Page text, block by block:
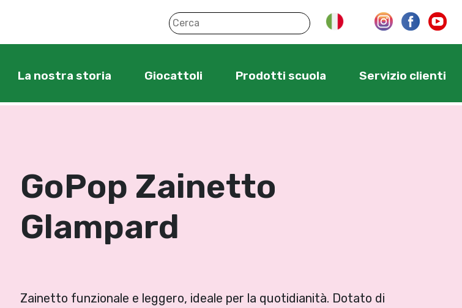
La nostra storia Giocattoli Prodotti scuola Servizio clienti
GoPop Zainetto
Glampard
Zainetto funzionale e leggero, ideale per la quotidianità. Dotato di